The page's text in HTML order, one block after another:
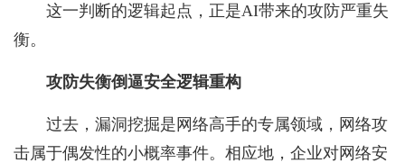
这一判断的逻辑起点，正是AI带来的攻防严重失
衡。
攻防失衡倒逼安全逻辑重构
过去，漏洞挖掘是网络高手的专属领域，网络攻
击属于偶发性的小概率事件。相应地，企业对网络安